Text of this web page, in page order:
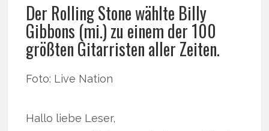
Der Rolling Stone wählte Billy
Gibbons (mi.) zu einem der 100
größten Gitarristen aller Zeiten.
Foto: Live Nation
Hallo liebe Leser,